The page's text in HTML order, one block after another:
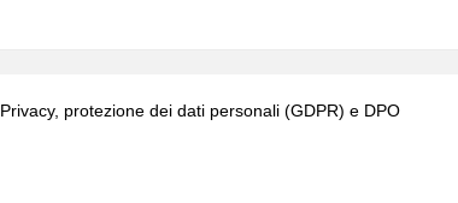
Privacy, protezione dei dati personali (GDPR) e DPO